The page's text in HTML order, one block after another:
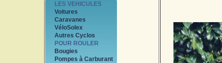
LES VEHICULES
Voitures
Caravanes
VéloSolex
Autres Cyclos
POUR ROULER
Bougies
Pompes à Carburant